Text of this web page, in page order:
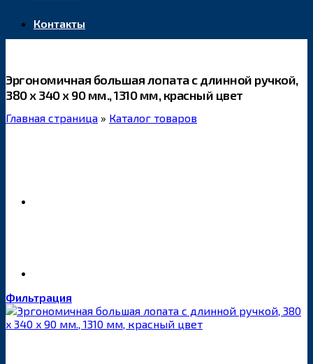
Контакты
Эргономичная большая лопата с длинной ручкой,
380 x 340 x 90 мм., 1310 мм, красный цвет
Главная страница » Каталог товаров
Фильтрация